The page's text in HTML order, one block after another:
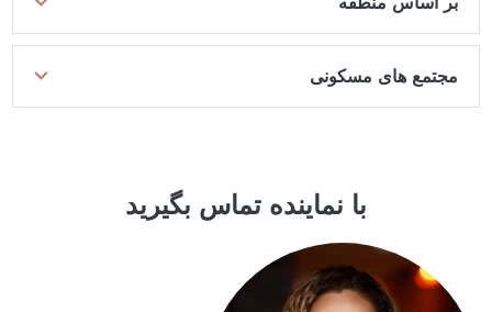
مجتمع های مسکونی
با نماینده تماس بگیرید